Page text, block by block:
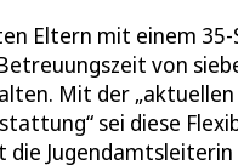
Eltern mit einem
von
Mit der „aktuellen
sei diese
die